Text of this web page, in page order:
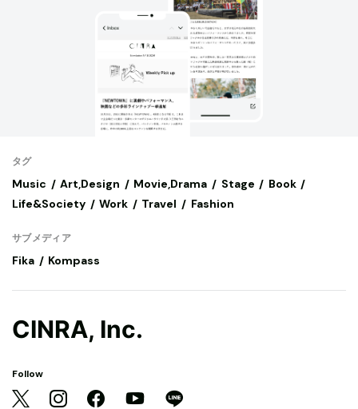
タグ
Music Art,Design Movie,Drama Stage
Book
Life&Society
Work Travel Fashion
サブメディア
Fika Kompass
CINRA, Inc.
Follow